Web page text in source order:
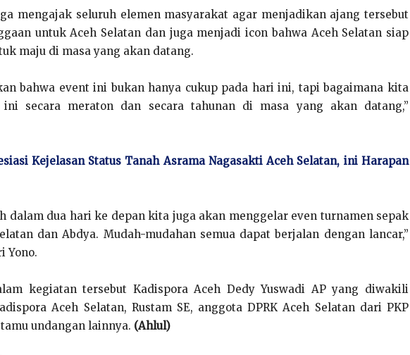
mengajak seluruh elemen masyarakat agar menjadikan ajang tersebut
untuk Aceh Selatan dan juga menjadi icon bahwa Aceh Selatan siap
maju di masa yang akan datang.
bahwa event ini bukan hanya cukup pada hari ini, tapi bagaimana kita
secara meraton dan secara tahunan di masa yang akan datang,”
Kejelasan Status Tanah Asrama Nagasakti Aceh Selatan, ini Harapan
dalam dua hari ke depan kita juga akan menggelar even turnamen sepak
dan Abdya. Mudah-mudahan semua dapat berjalan dengan lancar,”
Yono.
kegiatan tersebut Kadispora Aceh Dedy Yuswadi AP yang diwakili
Aceh Selatan, Rustam SE, anggota DPRK Aceh Selatan dari PKP
undangan lainnya. (Ahlul)